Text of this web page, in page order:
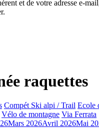
et de votre adresse e-
raquettes
Compét Ski alpi / Trail Ecole
Vélo de montagne Via Ferrata
Mars 2026Avril 2026Mai